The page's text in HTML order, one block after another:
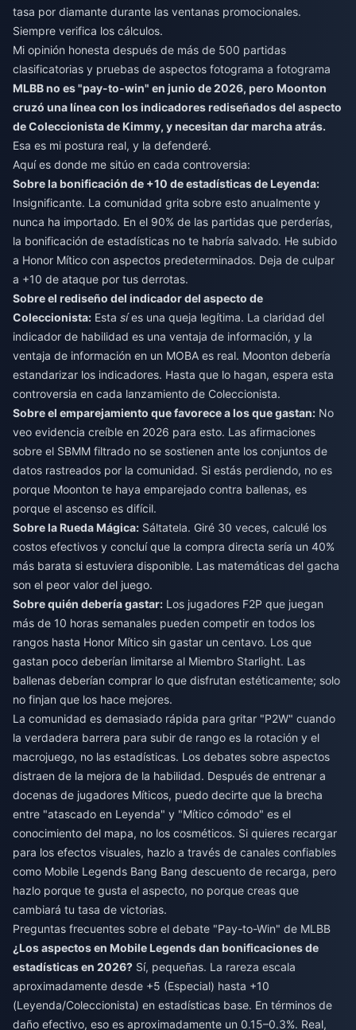
tasa por diamante durante las ventanas promocionales.
Siempre verifica los cálculos.
Mi opinión honesta después de más de 500 partidas
clasificatorias y pruebas de aspectos fotograma a fotograma
MLBB no es "pay-to-win" en junio de 2026, pero Moonton
cruzó una línea con los indicadores rediseñados del aspecto
de Coleccionista de Kimmy, y necesitan dar marcha atrás.
Esa es mi postura real, y la defenderé.
Aquí es donde me sitúo en cada controversia:
Sobre la bonificación de +10 de estadísticas de Leyenda:
Insignificante. La comunidad grita sobre esto anualmente y
nunca ha importado. En el 90% de las partidas que perderías,
la bonificación de estadísticas no te habría salvado. He subido
a Honor Mítico con aspectos predeterminados. Deja de culpar
a +10 de ataque por tus derrotas.
Sobre el rediseño del indicador del aspecto de
Coleccionista: Esta síes una queja legítima. La claridad del
indicador de habilidad es una ventaja de información, y la
ventaja de información en un MOBA es real. Moonton debería
estandarizar los indicadores. Hasta que lo hagan, espera esta
controversia en cada lanzamiento de Coleccionista.
Sobre el emparejamiento que favorece a los que gastan: No
veo evidencia creíble en 2026 para esto. Las afirmaciones
sobre el SBMM filtrado no se sostienen ante los conjuntos de
datos rastreados por la comunidad. Si estás perdiendo, no es
porque Moonton te haya emparejado contra ballenas, es
porque el ascenso es difícil.
Sobre la Rueda Mágica: Sáltatela. Giré 30 veces, calculé los
costos efectivos y concluí que la compra directa sería un 40%
más barata si estuviera disponible. Las matemáticas del gacha
son el peor valor del juego.
Sobre quién debería gastar: Los jugadores F2P que juegan
más de 10 horas semanales pueden competir en todos los
rangos hasta Honor Mítico sin gastar un centavo. Los que
gastan poco deberían limitarse al Miembro Starlight. Las
ballenas deberían comprar lo que disfrutan estéticamente; solo
no finjan que los hace mejores.
La comunidad es demasiado rápida para gritar "P2W" cuando
la verdadera barrera para subir de rango es la rotación y el
macrojuego, no las estadísticas. Los debates sobre aspectos
distraen de la mejora de la habilidad. Después de entrenar a
docenas de jugadores Míticos, puedo decirte que la brecha
entre "atascado en Leyenda" y "Mítico cómodo" es el
conocimiento del mapa, no los cosméticos. Si quieres recargar
para los efectos visuales, hazlo a través de canales confiables
como Mobile Legends Bang Bang descuento de recarga, pero
hazlo porque te gusta el aspecto, no porque creas que
cambiará tu tasa de victorias.
Preguntas frecuentes sobre el debate "Pay-to-Win" de MLBB
¿Los aspectos en Mobile Legends dan bonificaciones de
estadísticas en 2026? Sí, pequeñas. La rareza escala
aproximadamente desde +5 (Especial) hasta +10
(Leyenda/Coleccionista) en estadísticas base. En términos de
daño efectivo, eso es aproximadamente un 0.15–0.3%. Real,